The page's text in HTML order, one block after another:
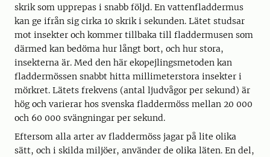
skrik som upprepas i snabb följd. En vattenfladdermus
kan ge ifrån sig cirka 10 skrik i sekunden. Lätet studsar
mot insekter och kommer tillbaka till fladdermusen som
därmed kan bedöma hur långt bort, och hur stora,
insekterna är. Med den här ekopejlingsmetoden kan
fladdermössen snabbt hitta millimeterstora insekter i
mörkret. Lätets frekvens (antal ljudvågor per sekund) är
hög och varierar hos svenska fladdermöss mellan 20 000
och 60 000 svängningar per sekund.
Eftersom alla arter av fladdermöss jagar på lite olika
sätt, och i skilda miljöer, använder de olika läten. En del,